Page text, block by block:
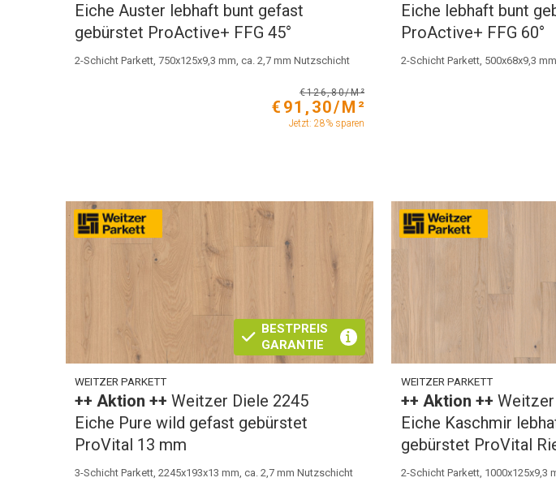
Eiche Auster lebhaft bunt gefast
gebürstet ProActive+ FFG 45°
2-Schicht Parkett, 750x125x9,3 mm, ca. 2,7 mm Nutzschicht
€126,80/M²
€91,30/M²
Jetzt: 28% sparen
Eiche lebhaft bunt
ProActive+ FFG 60°
2-Schicht Parkett, 500x68x9,3
BESTPREIS
GARANTIE
WEITZER PARKETT
++ Aktion ++ Weitzer Diele 2245
Eiche Pure wild gefast gebürstet
ProVital 13 mm
3-Schicht Parkett, 2245x193x13 mm, ca. 2,7 mm Nutzschicht
WEITZER PARKETT
++ Aktion ++
Eiche Kaschmir
gebürstet ProVital
2-Schicht Parkett, 1000x125x9,3